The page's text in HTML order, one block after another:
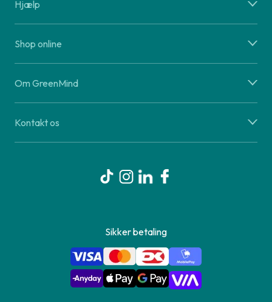
Hjælp
Shop online
Om GreenMind
Kontakt os
Sikker betaling